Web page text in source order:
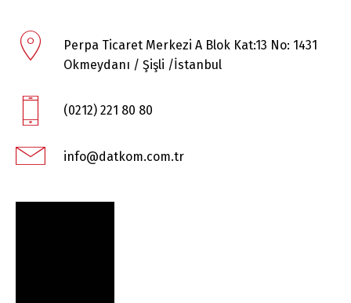
Perpa Ticaret Merkezi A Blok Kat:13 No: 1431
Okmeydanı / Şişli /İstanbul
(0212) 221 80 80
info@datkom.com.tr